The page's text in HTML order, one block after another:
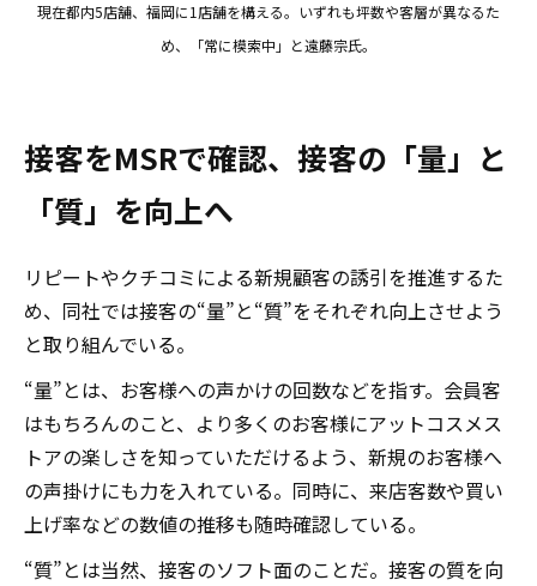
現在都内5店舗、福岡に1店舗を構える。いずれも坪数や客層が異なるた
め、「常に模索中」と遠藤宗氏。
接客をMSRで確認、接客の「量」と
「質」を向上へ
リピートやクチコミによる新規顧客の誘引を推進するた
め、同社では接客の“量”と“質”をそれぞれ向上させよう
と取り組んでいる。
“量”とは、お客様への声かけの回数などを指す。会員客
はもちろんのこと、より多くのお客様にアットコスメス
トアの楽しさを知っていただけるよう、新規のお客様へ
の声掛けにも力を入れている。同時に、来店客数や買い
上げ率などの数値の推移も随時確認している。
“質”とは当然、接客のソフト面のことだ。接客の質を向